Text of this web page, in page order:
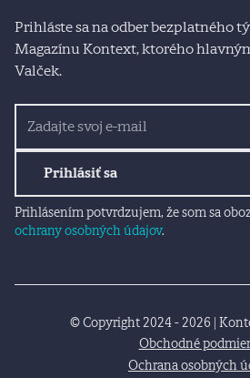
Prihláste sa na odber bezplatného
Magazínu Kontext, ktorého
Valček.
Prihlásiť sa
Prihlásením potvrdzujem, že som sa
ochrany osobných údajov.
© Copyright 2024 - 2026 |
Obchodné
Ochrana osobných